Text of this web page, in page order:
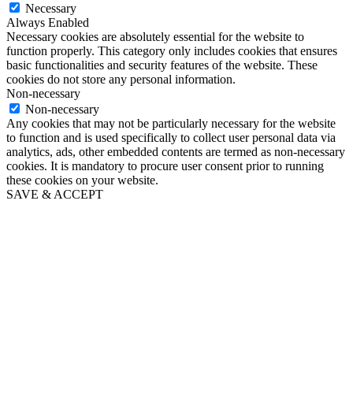
Necessary
Always Enabled
Necessary cookies are absolutely essential for the website to
function properly. This category only includes cookies that ensures
basic functionalities and security features of the website. These
cookies do not store any personal information.
Non-necessary
Non-necessary
Any cookies that may not be particularly necessary for the website
to function and is used specifically to collect user personal data via
analytics, ads, other embedded contents are termed as non-necessary
cookies. It is mandatory to procure user consent prior to running
these cookies on your website.
SAVE & ACCEPT